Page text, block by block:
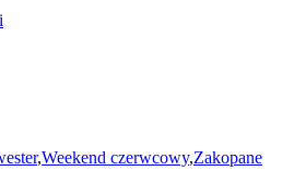
,Weekend czerwcowy,Zakopane